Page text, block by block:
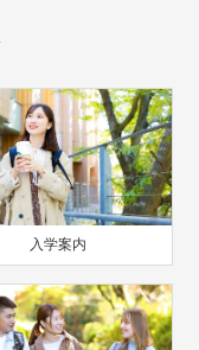
入学案内